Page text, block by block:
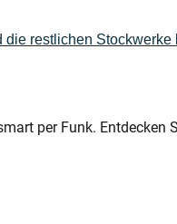
per Funk. Entdecken